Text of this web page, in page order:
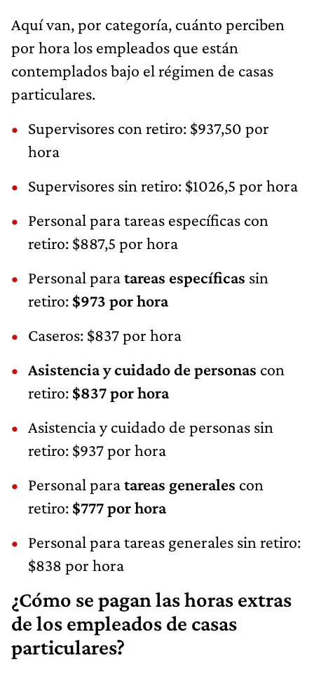
Aquí van, por categoría, cuánto perciben
por hora los empleados que están
contemplados bajo el régimen de casas
particulares.
Supervisores con retiro: $937,50 por
hora
Supervisores sin retiro: $1026,5 por hora
Personal para tareas específicas con
retiro: $887,5 por hora
Personal paratareas específicas sin
retiro: $973 por hora
Caseros: $837 por hora
Asistencia y cuidado de personas con
retiro: $837 por hora
Asistencia y cuidado de personas sin
retiro: $937 por hora
Personal paratareas generales con
retiro: $777 por hora
Personal para tareas generales sin retiro:
$838 por hora
¿Cómo se pagan las horas extras
de los empleados de casas
particulares?